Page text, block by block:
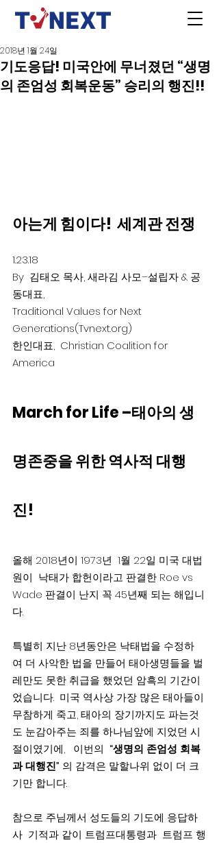
기도응답! 미국안에 무너졌던 “생명
의 존엄성 회복운동” 승리의 행진!!
2018년 1월 24일
아는게 힘이다!  세계관 전쟁
1.23.18
By  김태오 목사, 새라김 사모–설립자 & 공
동대표,
Traditional Values for Next
Generations(Tvnext.org)
한인대표,  Christian Coalition for
America
March for Life –태아의 생
명존중을 위한 역사적 대행
진!
올해 2018년이 1973년  1월 22일 미국 대법
원이  낙태가 합헌이라고 판결한 Roe vs
Wade 판결이 난지 꼭 45년째 되는 해입니
다.
특별히 지난 8년동안은 낙태법을 수정하
여 더 사악한 법을 만들어 태아생명들을 벌
레만도 못한 취급을 했었던 암흑의 기간이
었습니다.  미국 역사상 가장 많은 태아들이
무참하게 죽고, 태아의 장기까지도 파는것
도 눈감아주는 죄를 하나님앞에 지었던 시
절이였기에,   이번의 “생명의 존엄성 회복
과 대행진” 의 감격은 말할나위 없이 더 크
기만 합니다.
참으로 주님께서 성도들의 기도에 응답하
사  기적과 같이 트럼프대통령과  트럼프 행